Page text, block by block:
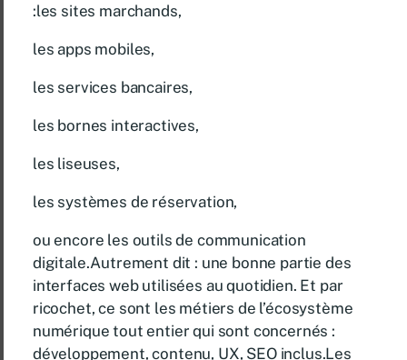
:les sites marchands,
les apps mobiles,
les services bancaires,
les bornes interactives,
les liseuses,
les systèmes de réservation,
ou encore les outils de communication
digitale.Autrement dit : une bonne partie des
interfaces web utilisées au quotidien. Et par
ricochet, ce sont les métiers de l’écosystème
numérique tout entier qui sont concernés :
développement, contenu, UX, SEO inclus.Les